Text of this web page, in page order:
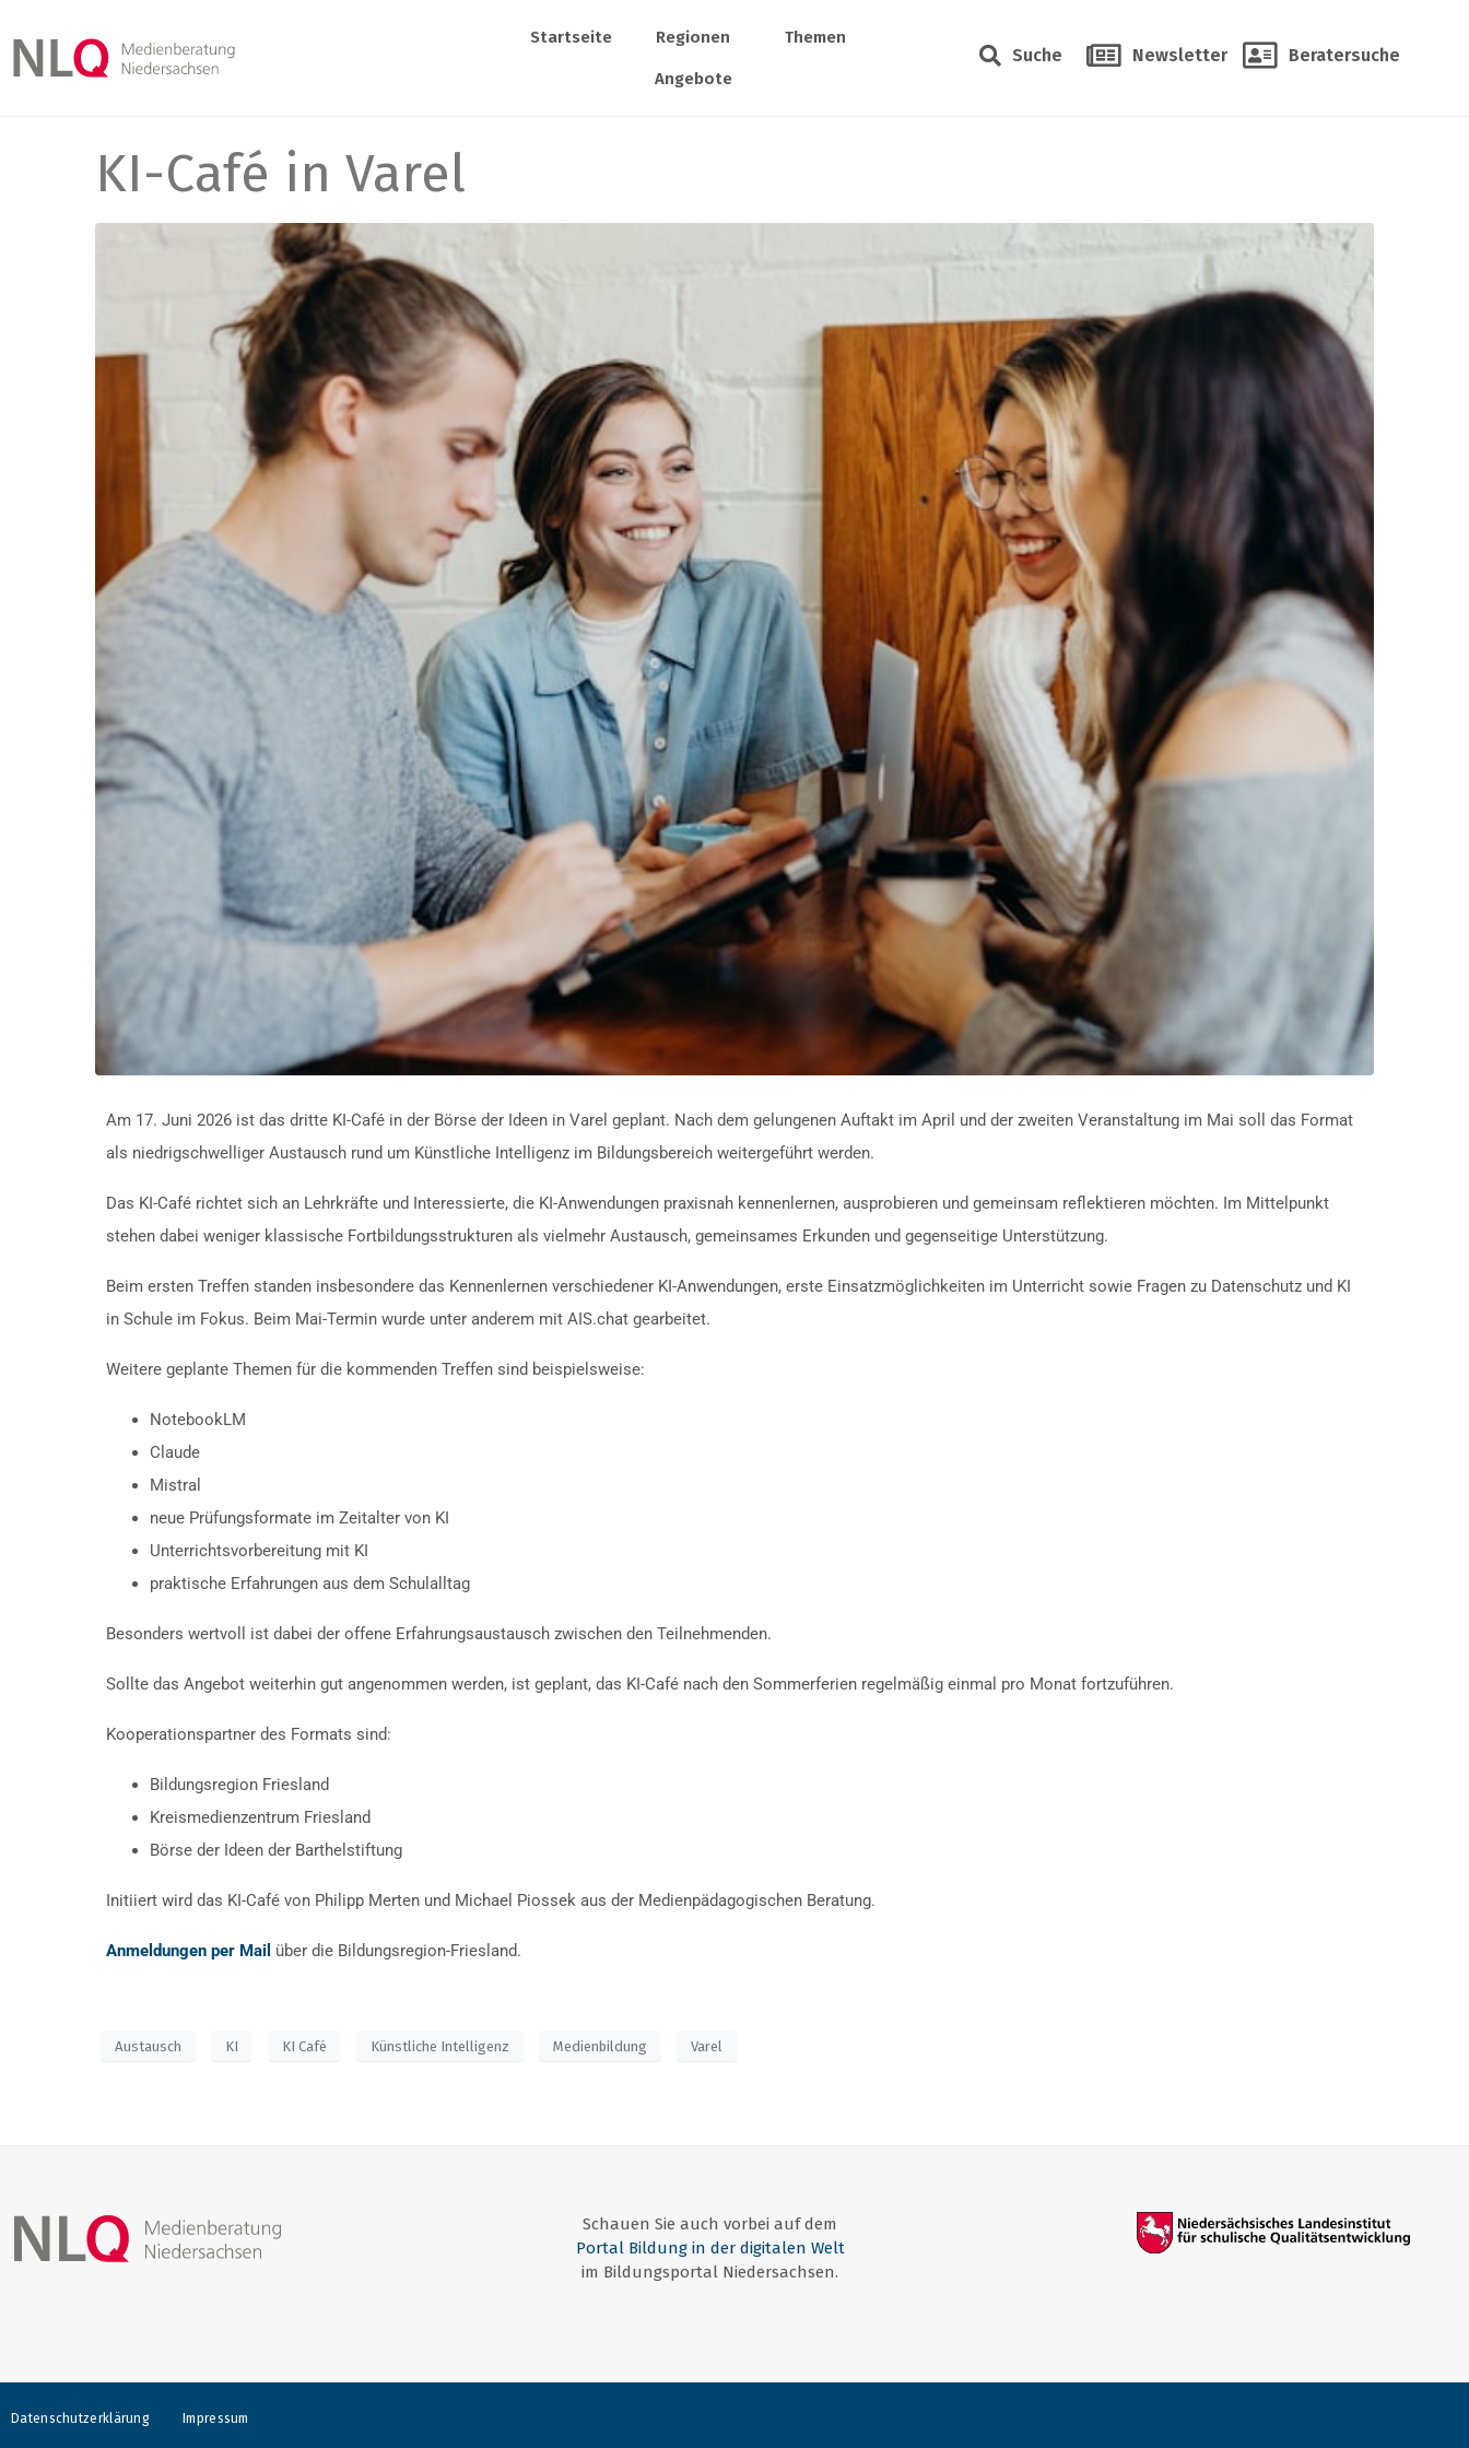
Startseite Regionen Themen
Angebote
Suche Newsletter Beratersuche
KI-Café in Varel
Am 17. Juni 2026 ist das dritte KI-Café in der Börse der Ideen in Varel geplant. Nach dem gelungenen Auftakt im April und der zweiten Veranstaltung im Mai soll das Format
als niedrigschwelliger Austausch rund um Künstliche Intelligenz im Bildungsbereich weitergeführt werden.
Das KI-Café richtet sich an Lehrkräfte und Interessierte, die KI-Anwendungen praxisnah kennenlernen, ausprobieren und gemeinsam reflektieren möchten. Im Mittelpunkt
stehen dabei weniger klassische Fortbildungsstrukturen als vielmehr Austausch, gemeinsames Erkunden und gegenseitige Unterstützung.
Beim ersten Treffen standen insbesondere das Kennenlernen verschiedener KI-Anwendungen, erste Einsatzmöglichkeiten im Unterricht sowie Fragen zu Datenschutz und KI
in Schule im Fokus. Beim Mai-Termin wurde unter anderem mit AIS.chat gearbeitet.
Weitere geplante Themen für die kommenden Treffen sind beispielsweise:
NotebookLM
Claude
Mistral
neue Prüfungsformate im Zeitalter von KI
Unterrichtsvorbereitung mit KI
praktische Erfahrungen aus dem Schulalltag
Besonders wertvoll ist dabei der offene Erfahrungsaustausch zwischen den Teilnehmenden.
Sollte das Angebot weiterhin gut angenommen werden, ist geplant, das KI-Café nach den Sommerferien regelmäßig einmal pro Monat fortzuführen.
Kooperationspartner des Formats sind:
Bildungsregion Friesland
Kreismedienzentrum Friesland
Börse der Ideen der Barthelstiftung
Initiiert wird das KI-Café von Philipp Merten und Michael Piossek aus der Medienpädagogischen Beratung.
Anmeldungen per Mail über die Bildungsregion-Friesland.
Austausch KI KI Café Künstliche Intelligenz Medienbildung Varel
Schauen Sie auch vorbei auf dem
Portal Bildung in der digitalen Welt
im Bildungsportal Niedersachsen.
Datenschutzerklärung Impressum